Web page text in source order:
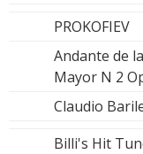
PROKOFIEV
Andante de
Mayor N 2
Claudio
Billi's Hit